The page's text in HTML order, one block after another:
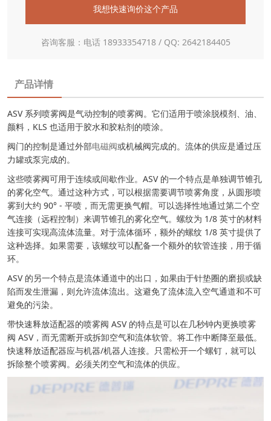
我想快速询价这个产品
咨询客服：电话 18933354718 / QQ: 2642184405
产品详情
ASV 系列喷雾阀是气动控制的喷雾阀。它们适用于喷涂脱模剂、油、
颜料，KLS 也适用于胶水和胶粘剂的喷涂。
阀门的控制是通过外部电磁阀或机械阀完成的。流体的供应是通过压
力罐或泵完成的。
这些喷雾阀可用于连续或间歇作业。ASV 的一个特点是单独调节锥孔
的雾化空气。通过这种方式，可以根据需要调节喷雾角度，从圆形喷
雾到大约 90° - 平喷，而无需更换气帽。可以选择性地通过第二个空
气连接（远程控制）来调节锥孔的雾化空气。螺纹为 1/8 英寸的材料
连接可实现高流体流量。对于流体循环，额外的螺纹 1/8 英寸提供了
这种选择。如果需要，该螺纹可以配备一个额外的软管连接，用于循
环。
ASV 的另一个特点是流体通道中的出口，如果由于针垫圈的磨损或缺
陷而发生泄漏，则允许流体流出。这避免了流体流入空气通道和不可
避免的污染。
带快速释放适配器的喷雾阀 ASV 的特点是可以在几秒钟内更换喷雾
阀 ASV，而无需断开或拆卸空气和流体软管。将工作中断降至最低。
快速释放适配器应与机器/机器人连接。只需松开一个螺钉，就可以
拆除整个喷雾阀。必须关闭空气和流体的供应。